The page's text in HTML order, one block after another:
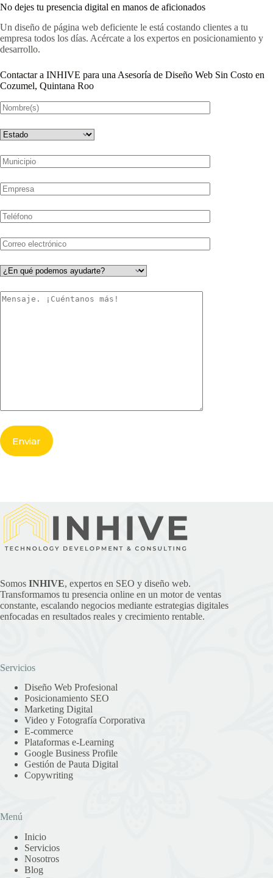
No dejes tu presencia digital en manos de aficionados
Un diseño de página web deficiente le está costando clientes a tu
empresa todos los días. Acércate a los expertos en posicionamiento y
desarrollo.
Contactar a INHIVE para una Asesoría de Diseño Web Sin Costo en
Cozumel, Quintana Roo
Somos INHIVE, expertos en SEO y diseño web.
Transformamos tu presencia online en un motor de ventas
constante, escalando negocios mediante estrategias digitales
enfocadas en resultados reales y crecimiento rentable.
Servicios
Diseño Web Profesional
Posicionamiento SEO
Marketing Digital
Video y Fotografía Corporativa
E-commerce
Plataformas e-Learning
Google Business Profile
Gestión de Pauta Digital
Copywriting
Menú
Inicio
Servicios
Nosotros
Blog